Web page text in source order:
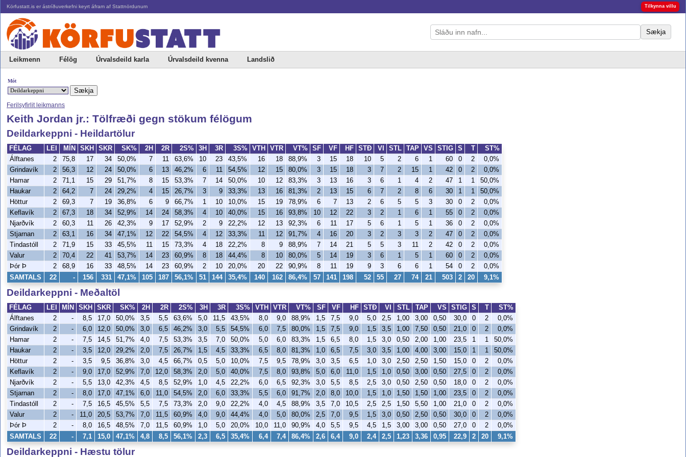
Körfustatt.is er ástríðuverkefni keyrt áfram af Stattnördunum Tilkynna villu
Sækja
Leikmenn Félög Úrvalsdeild karla Úrvalsdeild kvenna Landslið
Mót
Ferilsyfirlit leikmanns
Keith Jordan jr.: Tölfræði gegn stökum félögum
Deildarkeppni - Heildartölur
FÉLAG LEI MÍN SKH SKR SK% 2H 2R 2S% 3H 3R 3S% VTH VTR VT% SF VF HF STÐ VI STL TAP VS STIG S T
ST%
Álftanes
2 75,8 17 34 50,0% 7 11 63,6% 10 23 43,5% 16 18 88,9% 3 15 18 10 5 2 6 1 60 0 2
0,0%
Grindavík
2 56,3 12 24 50,0% 6 13 46,2% 6 11 54,5% 12 15 80,0% 3 15 18 3 7 2 15 1 42 0 2
0,0%
Hamar
2 71,1 15 29 51,7% 8 15 53,3% 7 14 50,0% 10 12 83,3% 3 13 16 3 6 1 4 2 47 1 1
50,0%
Haukar
2 64,2 7 24 29,2% 4 15 26,7% 3 9 33,3% 13 16 81,3% 2 13 15 6 7 2 8 6 30 1 1
50,0%
Höttur
2 69,3 7 19 36,8% 6 9 66,7% 1 10 10,0% 15 19 78,9% 6 7 13 2 6 5 5 3 30 0 2
0,0%
Keflavík
2 67,3 18 34 52,9% 14 24 58,3% 4 10 40,0% 15 16 93,8% 10 12 22 3 2 1 6 1 55 0 2
0,0%
Njarðvík
2 60,3 11 26 42,3% 9 17 52,9% 2 9 22,2% 12 13 92,3% 6 11 17 5 6 1 5 1 36 0 2
0,0%
Stjarnan
2 63,1 16 34 47,1% 12 22 54,5% 4 12 33,3% 11 12 91,7% 4 16 20 3 2 3 3 2 47 0 2
0,0%
Tindastóll
2 71,9 15 33 45,5% 11 15 73,3% 4 18 22,2% 8 9 88,9% 7 14 21 5 5 3 11 2 42 0 2
0,0%
Valur
2 70,4 22 41 53,7% 14 23 60,9% 8 18 44,4% 8 10 80,0% 5 14 19 3 6 1 5 1 60 0 2
0,0%
Þór Þ
2 68,9 16 33 48,5% 14 23 60,9% 2 10 20,0% 20 22 90,9% 8 11 19 9 3 6 6 1 54 0 2 0,0%
SAMTALS 22 - 156 331 47,1% 105 187 56,1% 51 144 35,4% 140 162 86,4% 57 141 198 52 55 27 74 21 503 2 20 9,1%
Deildarkeppni - Meðaltöl
FÉLAG LEI MÍN SKH SKR SK% 2H 2R 2S% 3H 3R 3S% VTH VTR VT% SF VF HF STÐ VI STL TAP VS STIG S T
ST%
Álftanes
2 - 8,5 17,0 50,0% 3,5 5,5 63,6% 5,0 11,5 43,5% 8,0 9,0 88,9% 1,5 7,5 9,0 5,0 2,5 1,00 3,00 0,50 30,0 0 2
0,0%
Grindavík
2 - 6,0 12,0 50,0% 3,0 6,5 46,2% 3,0 5,5 54,5% 6,0 7,5 80,0% 1,5 7,5 9,0 1,5 3,5 1,00 7,50 0,50 21,0 0 2
0,0%
Hamar
2 - 7,5 14,5 51,7% 4,0 7,5 53,3% 3,5 7,0 50,0% 5,0 6,0 83,3% 1,5 6,5 8,0 1,5 3,0 0,50 2,00 1,00 23,5 1 1
50,0%
Haukar
2 - 3,5 12,0 29,2% 2,0 7,5 26,7% 1,5 4,5 33,3% 6,5 8,0 81,3% 1,0 6,5 7,5 3,0 3,5 1,00 4,00 3,00 15,0 1 1
50,0%
Höttur
2 - 3,5 9,5 36,8% 3,0 4,5 66,7% 0,5 5,0 10,0% 7,5 9,5 78,9% 3,0 3,5 6,5 1,0 3,0 2,50 2,50 1,50 15,0 0 2
0,0%
Keflavík
2 - 9,0 17,0 52,9% 7,0 12,0 58,3% 2,0 5,0 40,0% 7,5 8,0 93,8% 5,0 6,0 11,0 1,5 1,0 0,50 3,00 0,50 27,5 0 2
0,0%
Njarðvík
2 - 5,5 13,0 42,3% 4,5 8,5 52,9% 1,0 4,5 22,2% 6,0 6,5 92,3% 3,0 5,5 8,5 2,5 3,0 0,50 2,50 0,50 18,0 0 2
0,0%
Stjarnan
2 - 8,0 17,0 47,1% 6,0 11,0 54,5% 2,0 6,0 33,3% 5,5 6,0 91,7% 2,0 8,0 10,0 1,5 1,0 1,50 1,50 1,00 23,5 0 2
0,0%
Tindastóll
2 - 7,5 16,5 45,5% 5,5 7,5 73,3% 2,0 9,0 22,2% 4,0 4,5 88,9% 3,5 7,0 10,5 2,5 2,5 1,50 5,50 1,00 21,0 0 2
0,0%
Valur
2 - 11,0 20,5 53,7% 7,0 11,5 60,9% 4,0 9,0 44,4% 4,0 5,0 80,0% 2,5 7,0 9,5 1,5 3,0 0,50 2,50 0,50 30,0 0 2
0,0%
Þór Þ
2 - 8,0 16,5 48,5% 7,0 11,5 60,9% 1,0 5,0 20,0% 10,0 11,0 90,9% 4,0 5,5 9,5 4,5 1,5 3,00 3,00 0,50 27,0 0 2 0,0%
SAMTALS 22 - 7,1 15,0 47,1% 4,8 8,5 56,1% 2,3 6,5 35,4% 6,4 7,4 86,4% 2,6 6,4 9,0 2,4 2,5 1,23 3,36 0,95 22,9 2 20 9,1%
Deildarkeppni - Hæstu tölur